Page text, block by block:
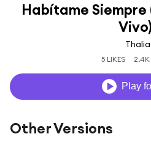
Habítame Siempre
Thalia
5 LIKES 2.4K
Play
Other Versions